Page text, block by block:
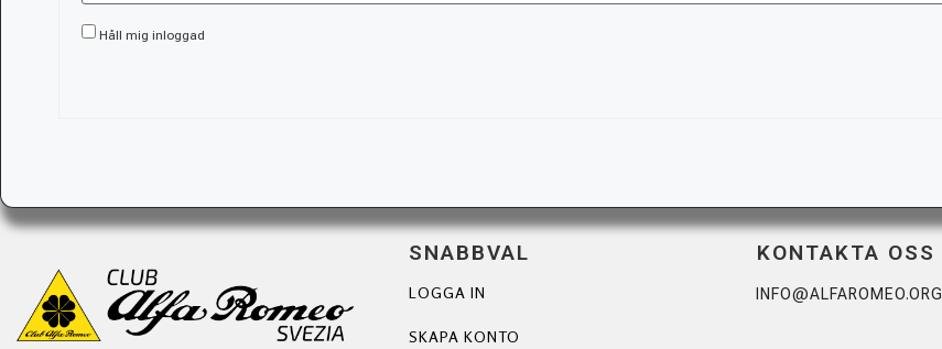
Håll mig inloggad
SNABBVAL
LOGGA IN
SKAPA KONTO
KONTAKTA OSS
INFO@ALFAROMEO.ORG